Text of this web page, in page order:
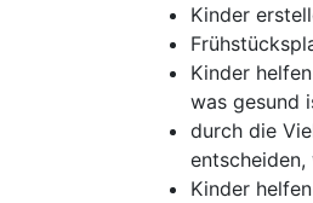
Kinder
Kinder
was gesund
durch die
Kinder